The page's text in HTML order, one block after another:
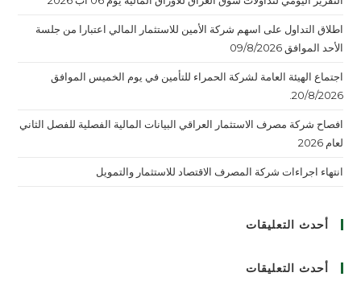
اطلاق التداول على اسهم شركة الأمين للاستثمار المالي اعتبارا من جلسة
الأحد الموافق 09/8/2026
اجتماع الهيئة العامة لشركة الحمراء للتأمين في يوم الخميس الموافق
20/8/2026.
افصاح شركة مصرف الاستثمار العراقي البيانات المالية الفصلية للفصل الثاني
لعام 2026
انتهاء اجراءات شركة المصرف الاقتصاد للاستثمار والتمويل
أحدث التعليقات
أحدث التعليقات